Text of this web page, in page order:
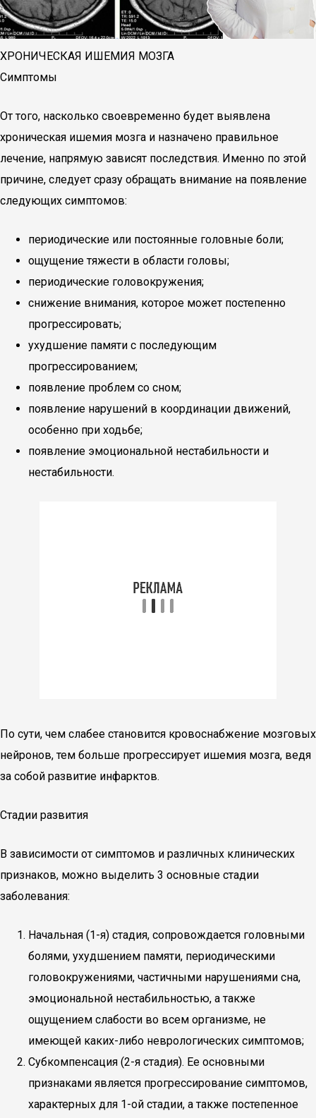
ХРОНИЧЕСКАЯ ИШЕМИЯ МОЗГА
Симптомы
От того, насколько своевременно будет выявлена
хроническая ишемия мозга и назначено правильное
лечение, напрямую зависят последствия. Именно по этой
причине, следует сразу обращать внимание на появление
следующих симптомов:
периодические или постоянные головные боли;
ощущение тяжести в области головы;
периодические головокружения;
снижение внимания, которое может постепенно
прогрессировать;
ухудшение памяти с последующим
прогрессированием;
появление проблем со сном;
появление нарушений в координации движений,
особенно при ходьбе;
появление эмоциональной нестабильности и
нестабильности.
По сути, чем слабее становится кровоснабжение мозговых
нейронов, тем больше прогрессирует ишемия мозга, ведя
за собой развитие инфарктов.
Стадии развития
В зависимости от симптомов и различных клинических
признаков, можно выделить 3 основные стадии
заболевания:
Начальная (1-я) стадия, сопровождается головными
болями, ухудшением памяти, периодическими
головокружениями, частичными нарушениями сна,
эмоциональной нестабильностью, а также
ощущением слабости во всем организме, не
имеющей каких-либо неврологических симптомов;
Субкомпенсация (2-я стадия). Ее основными
признаками является прогрессирование симптомов,
характерных для 1-ой стадии, а также постепенное